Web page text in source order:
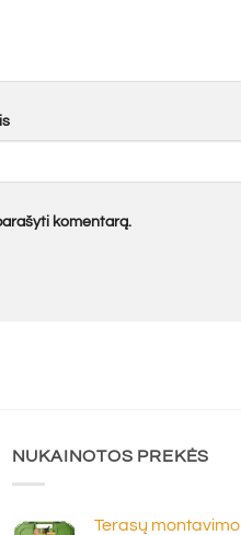
komentarą.
NUKAINOTOS PREKĖS
Terasų montavimo